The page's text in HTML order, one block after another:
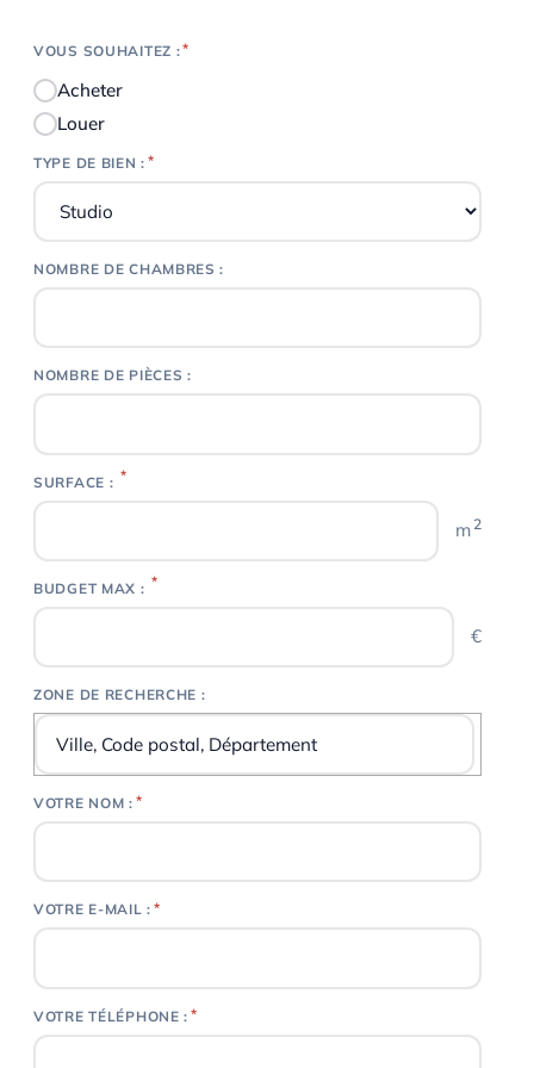
VOUS SOUHAITEZ :*
Acheter
Louer
TYPE DE BIEN : *
NOMBRE DE CHAMBRES :
NOMBRE DE PIÈCES :
SURFACE : *
m2
BUDGET MAX : *
€
ZONE DE RECHERCHE :
ZONE DE RECHERCHE :
VOTRE NOM : *
VOTRE E-MAIL : *
VOTRE TÉLÉPHONE : *